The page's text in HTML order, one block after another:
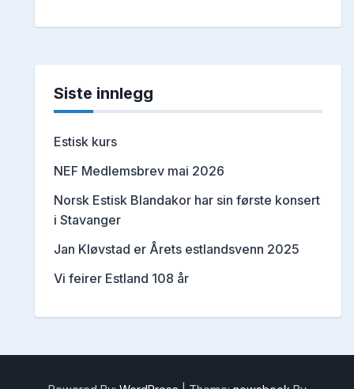
Siste innlegg
Estisk kurs
NEF Medlemsbrev mai 2026
Norsk Estisk Blandakor har sin første konsert
i Stavanger
Jan Kløvstad er Årets estlandsvenn 2025
Vi feirer Estland 108 år